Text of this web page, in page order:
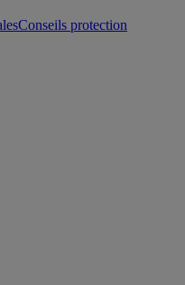
Conseils protection